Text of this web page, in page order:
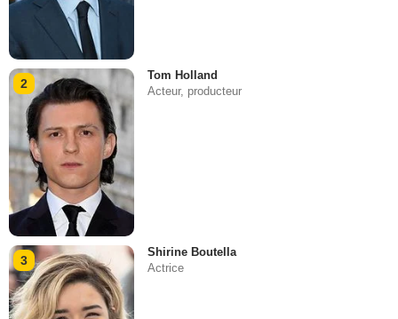
2
Tom Holland
Acteur, producteur
3
Shirine Boutella
Actrice